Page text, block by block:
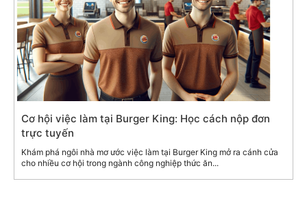
Cơ hội việc làm tại Burger King: Học cách nộp đơn
trực tuyến
Khám phá ngôi nhà mơ ước việc làm tại Burger King mở ra cánh cửa
cho nhiều cơ hội trong ngành công nghiệp thức ăn...